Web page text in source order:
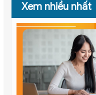
Xem nhiều nhất